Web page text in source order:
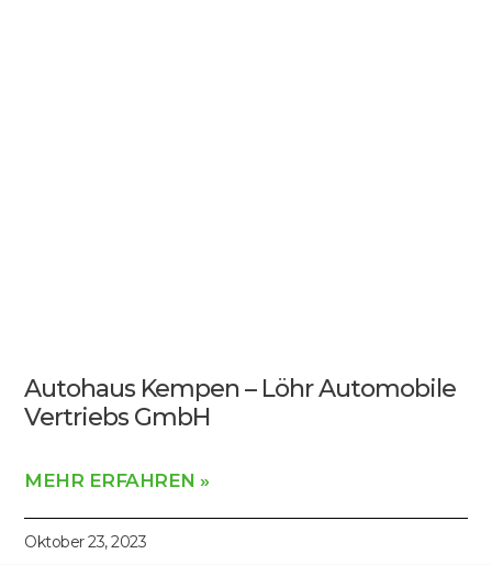
Autohaus Kempen – Löhr Automobile
Vertriebs GmbH
MEHR ERFAHREN »
Oktober 23, 2023